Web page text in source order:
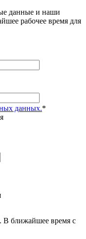
данные и наши
рабочее время для
данных.*
В ближайшее время с